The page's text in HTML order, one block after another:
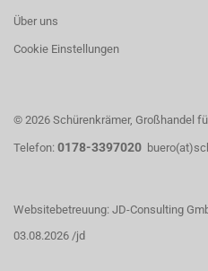
Über uns
Cookie Einstellungen
© 2026 Schürenkrämer, Großhandel
Telefon: 0178-3397020
Websitebetreuung: JD-Consulting
03.08.2026 /jd